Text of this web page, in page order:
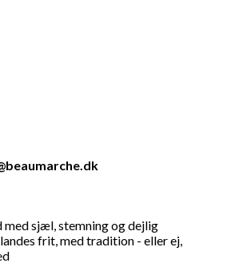
med sjæl, stemning og dejlig
frit, med tradition - eller ej,